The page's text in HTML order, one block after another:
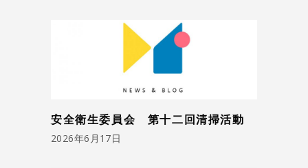
安全衛生委員会 第十二回清掃活動
2026年6月17日